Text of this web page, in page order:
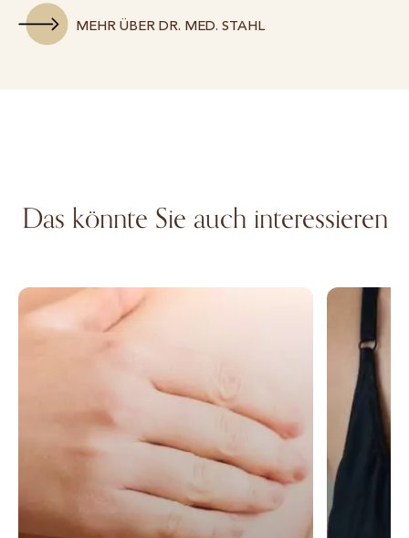
MEHR ÜBER DR. MED. STAHL
Das könnte Sie auch interessieren
Brustkorrektur